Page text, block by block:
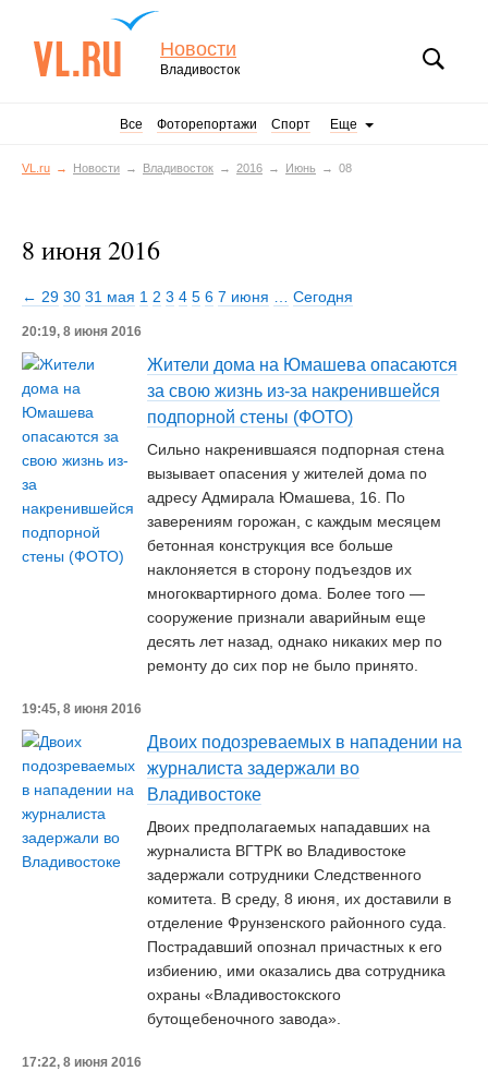
Новости
Владивосток
Все Фоторепортажи Спорт Еще
VL.ru Новости Владивосток 2016 Июнь 08
8 июня 2016
← 29 30 31 мая 1 2 3 4 5 6 7 июня Сегодня
20:19, 8 июня 2016
Жители дома на Юмашева опасаются
за свою жизнь из-за накренившейся
подпорной стены (ФОТО)
Сильно накренившаяся подпорная стена
вызывает опасения у жителей дома по
адресу Адмирала Юмашева, 16. По
заверениям горожан, с каждым месяцем
бетонная конструкция все больше
наклоняется в сторону подъездов их
многоквартирного дома. Более того —
сооружение признали аварийным еще
десять лет назад, однако никаких мер по
ремонту до сих пор не было принято.
19:45, 8 июня 2016
Двоих подозреваемых в нападении на
журналиста задержали во
Владивостоке
Двоих предполагаемых нападавших на
журналиста ВГТРК во Владивостоке
задержали сотрудники Следственного
комитета. В среду, 8 июня, их доставили в
отделение Фрунзенского районного суда.
Пострадавший опознал причастных к его
избиению, ими оказались два сотрудника
охраны «Владивостокского
бутощебеночного завода».
17:22, 8 июня 2016